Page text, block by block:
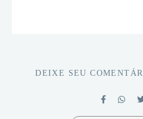
DEIXE SEU